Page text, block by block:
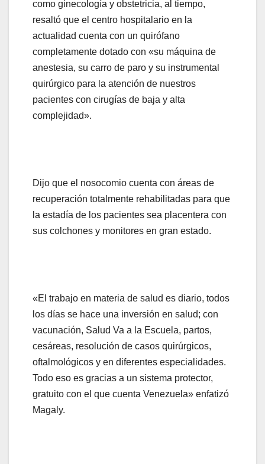
como ginecología y obstetricia, al tiempo,
resaltó que el centro hospitalario en la
actualidad cuenta con un quirófano
completamente dotado con «su máquina de
anestesia, su carro de paro y su instrumental
quirúrgico para la atención de nuestros
pacientes con cirugías de baja y alta
complejidad».
Dijo que el nosocomio cuenta con áreas de
recuperación totalmente rehabilitadas para que
la estadía de los pacientes sea placentera con
sus colchones y monitores en gran estado.
«El trabajo en materia de salud es diario, todos
los días se hace una inversión en salud; con
vacunación, Salud Va a la Escuela, partos,
cesáreas, resolución de casos quirúrgicos,
oftalmológicos y en diferentes especialidades.
Todo eso es gracias a un sistema protector,
gratuito con el que cuenta Venezuela» enfatizó
Magaly.